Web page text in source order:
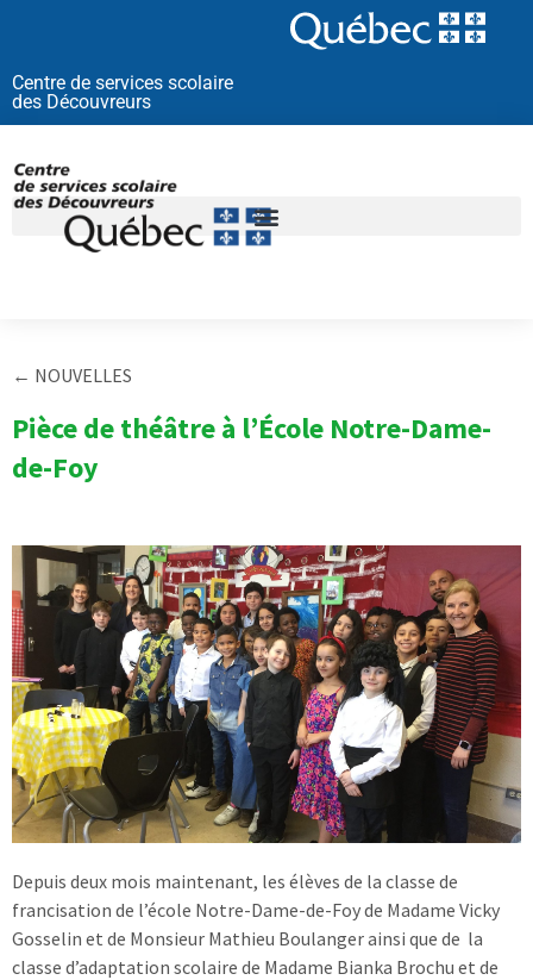
Centre de services scolaire
des Découvreurs
← NOUVELLES
Pièce de théâtre à l’École Notre-Dame-
de-Foy
Depuis deux mois maintenant, les élèves de la classe de
francisation de l’école Notre-Dame-de-Foy de Madame Vicky
Gosselin et de Monsieur Mathieu Boulanger ainsi que de la
classe d’adaptation scolaire de Madame Bianka Brochu et de